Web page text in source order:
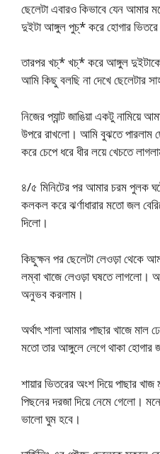
ছেলেটা এবারও কিভাবে যেন আমার
দুইটা আঙ্গুল পুচ্* করে হোগার ভিতরে
তারপর খচ্* খচ্* করে আঙ্গুল
আমি কিছু বলছি না দেখে ছেলেটার
নিজের প্যান্ট জাঙিয়া একটু নামিয়ে
উপরে রাখলো। আমি বুঝতে পারলাম
করে চেপে ধরে ধীর লয়ে খেচতে
৪/৫ মিনিটের পর আমার চরম পুলক
কলকল করে ঝর্ণাধারার মতো জল
দিলো।
কিছুক্ষন পর ছেলেটা লেওড়া থেকে
লম্বা খাজে লেওড়া ঘষতে লাগলো।
অনুভব করলাম।
অর্থাৎ শালা আমার পাছার খাজে মাল
মতো তার আঙ্গুলে লেগে থাকা
শায়ার ভিতরের অংশ দিয়ে পাছার
পিছনের দরজা দিয়ে নেমে গেলো।
ভালো ঘুম হবে।